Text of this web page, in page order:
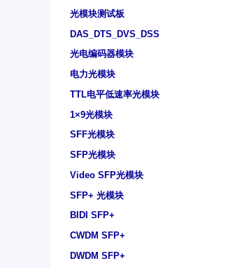
光模块测试板
DAS_DTS_DVS_DSS
光电编码器模块
电力光模块
TTL电平低速率光模块
1×9光模块
SFF光模块
SFP光模块
Video SFP光模块
SFP+ 光模块
BIDI SFP+
CWDM SFP+
DWDM SFP+